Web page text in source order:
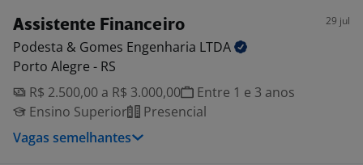
Assistente Financeiro 29 jul
Podesta & Gomes Engenharia LTDA
Porto Alegre - RS
R$ 2.500,00 a R$ 3.000,00
Entre 1 e 3 anos
Ensino Superior
Presencial
Vagas semelhantes